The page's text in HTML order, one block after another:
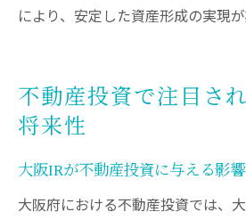
により、安定した資産形成の実現が
不動産投資で注目さ
将来性
大阪IRが不動産投資に与える影
大阪府における不動産投資では、